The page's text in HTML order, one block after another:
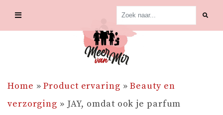
Home »Product ervaring »Beauty en
verzorging » JAY, omdat ook je parfum